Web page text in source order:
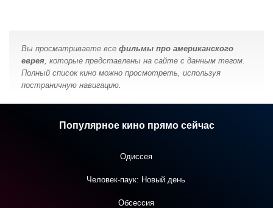
Вы просматриваете все фильмы про американского
еврея, которые представлены на сайте с данным тегом.
Полный список кино можно просмотреть, используя
постраничную навигацию.
Популярное кино прямо сейчас
Одиссея
Человек-паук: Новый день
Обсессия